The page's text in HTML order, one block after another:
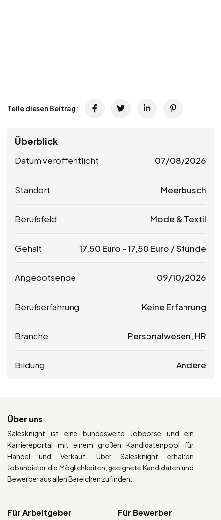
Teile diesen Beitrag:
Überblick
Datum veröffentlicht 07/08/2026
Standort Meerbusch
Berufsfeld Mode & Textil
Gehalt 17,50 Euro -17,50 Euro / Stunde
Angebotsende 09/10/2026
Berufserfahrung Keine Erfahrung
Branche Personalwesen, HR
Bildung Andere
Über uns
Salesknight ist eine bundesweite Jobbörse und ein
Karriereportal mit einem großen Kandidatenpool für
Handel und Verkauf. Über Salesknight erhalten
Jobanbieter die Möglichkeiten, geeignete Kandidaten und
Bewerber aus allen Bereichen zu finden.
Für Arbeitgeber Für Bewerber